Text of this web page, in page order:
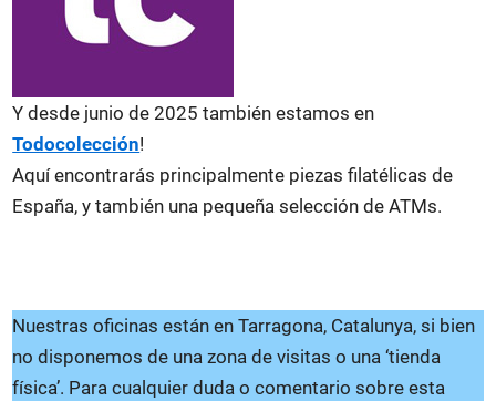
Y desde junio de 2025 también estamos en
Todocolección!
Aquí encontrarás principalmente piezas filatélicas de
España, y también una pequeña selección de ATMs.
Nuestras oficinas están en Tarragona, Catalunya, si bien
no disponemos de una zona de visitas o una ‘tienda
física’. Para cualquier duda o comentario sobre esta